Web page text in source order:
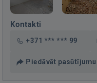
Kontakti
+371 *** *** 99
Piedāvāt pasūtījumu